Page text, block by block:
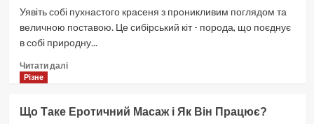
плойки:
домашні
методи
для
Уявіть собі пухнастого красеня з проникливим поглядом та
величною поставою. Це сибірський кіт - порода, що поєднує
в собі природну...
Читати даліДокладніше
характеристика,
Різне
Що Таке Еротичний Масаж і Як Він Працює?